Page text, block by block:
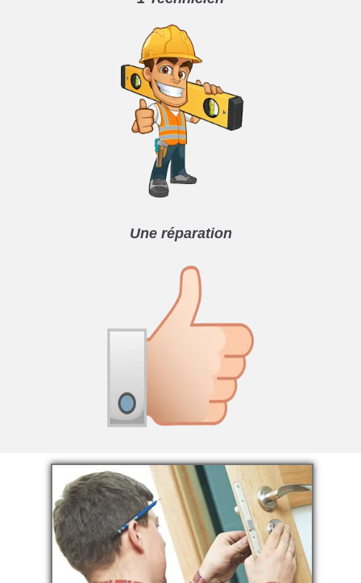
Une réparation